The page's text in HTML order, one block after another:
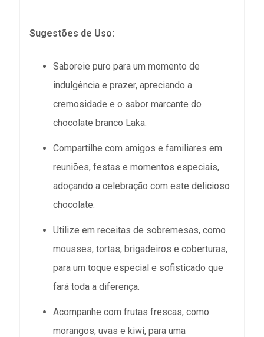
Sugestões de Uso:
Saboreie puro para um momento de
indulgência e prazer, apreciando a
cremosidade e o sabor marcante do
chocolate branco Laka.
Compartilhe com amigos e familiares em
reuniões, festas e momentos especiais,
adoçando a celebração com este delicioso
chocolate.
Utilize em receitas de sobremesas, como
mousses, tortas, brigadeiros e coberturas,
para um toque especial e sofisticado que
fará toda a diferença.
Acompanhe com frutas frescas, como
morangos, uvas e kiwi, para uma